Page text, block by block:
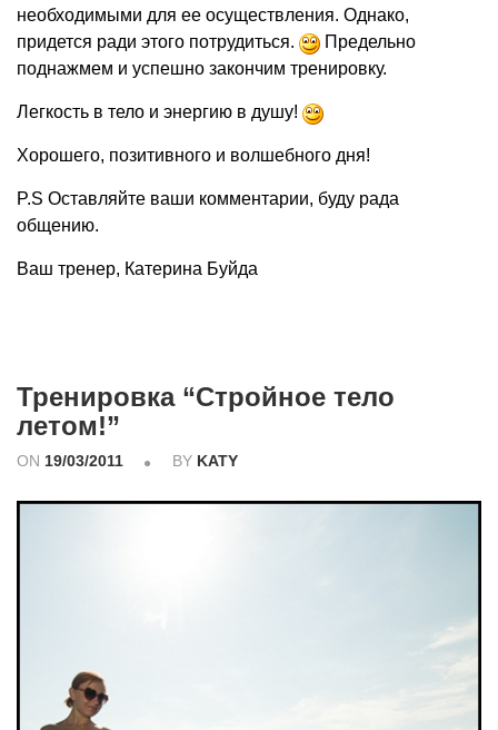
необходимыми для ее осуществления. Однако,
придется ради этого потрудиться.
Предельно
поднажмем и успешно закончим тренировку.
Легкость в тело и энергию в душу!
Хорошего, позитивного и волшебного дня!
P.S Оставляйте ваши комментарии, буду рада
общению.
Ваш тренер, Катерина Буйда
Тренировка “Стройное тело
летом!”
ON 19/03/2011 BY KATY